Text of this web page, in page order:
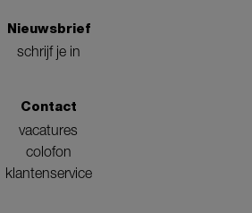
Nieuwsbrief
schrijf je in
Contact
vacatures
colofon
klantenservice